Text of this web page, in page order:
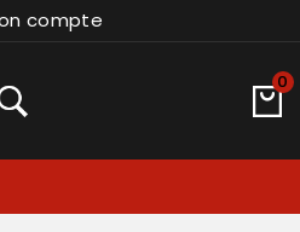
compte
0